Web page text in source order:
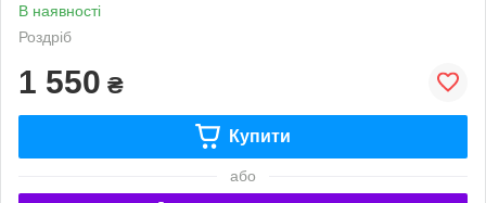
В наявності
Роздріб
1 550 ₴
Купити
або